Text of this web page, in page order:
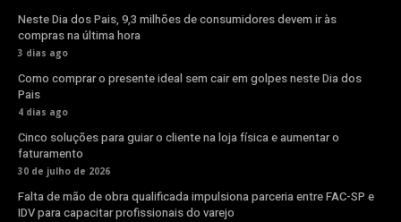
Neste Dia dos Pais, 9,3 milhões de consumidores devem ir às
compras na última hora
3 dias ago
Como comprar o presente ideal sem cair em golpes neste Dia dos
Pais
4 dias ago
Cinco soluções para guiar o cliente na loja física e aumentar o
faturamento
30 de julho de 2026
Falta de mão de obra qualificada impulsiona parceria entre FAC-SP e
IDV para capacitar profissionais do varejo